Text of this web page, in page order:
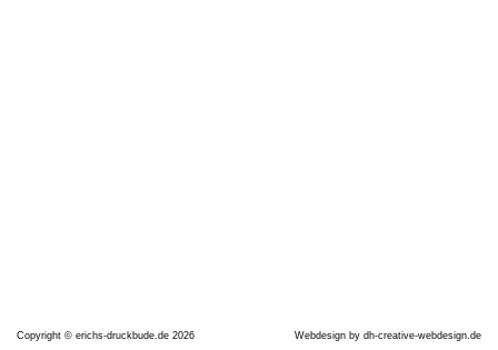
Copyright © erichs-druckbude.de 2026 Webdesign by dh-creative-webdesign.de